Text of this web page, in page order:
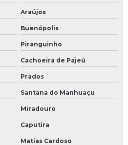
Araújos
Buenópolis
Piranguinho
Cachoeira de Pajeú
Prados
Santana do Manhuaçu
Miradouro
Caputira
Matias Cardoso